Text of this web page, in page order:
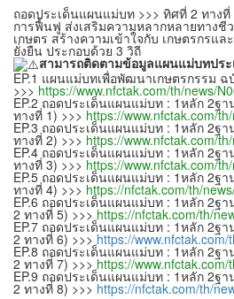
ถอดประเด็นแผนแม่บท >>> ทิศที่ 2 ทางที่
การฟื้นฟู ส่งเสริมความหลากหลายทางชี
เกษตร สร้างความเข้าใจกับ เกษตรกรแล
ยั่งยืน ประกอบด้วย 3 วิถี
สามารถติดตามข้อมูลแผนแม่บทปร
EP.1 แผนแม่บทเพื่อพัฒนาเกษตรกรรม ฉ
>>> https://www.nfctak.com/th/news/
EP.2 ถอดประเด็นแผนแม่บท : 1หลัก 2ฐ
ทางที่ 1) >>> https://www.nfctak.com/
EP.3 ถอดประเด็นแผนแม่บท : 1หลัก 2ฐ
ทางที่ 2) >>> https://www.nfctak.com/
EP.4 ถอดประเด็นแผนแม่บท : 1หลัก 2ฐ
ทางที่ 3) >>> https://www.nfctak.com/
EP.5 ถอดประเด็นแผนแม่บท : 1หลัก 2ฐ
ทางที่ 4) >>> https://nfctak.com/th/
EP.6 ถอดประเด็นแผนแม่บท : 1หลัก 2ฐ
2 ทางที่ 5) >>> https://nfctak.com/th/
EP.7 ถอดประเด็นแผนแม่บท : 1หลัก 2ฐ
2 ทางที่ 6) >>> https://
EP.8 ถอดประเด็นแผนแม่บท : 1หลัก 2ฐ
2 ทางที่ 7) >>> https://
EP.9 ถอดประเด็นแผนแม่บท : 1หลัก 2ฐ
2 ทางที่ 8) >>> https://nfctak.com/th/